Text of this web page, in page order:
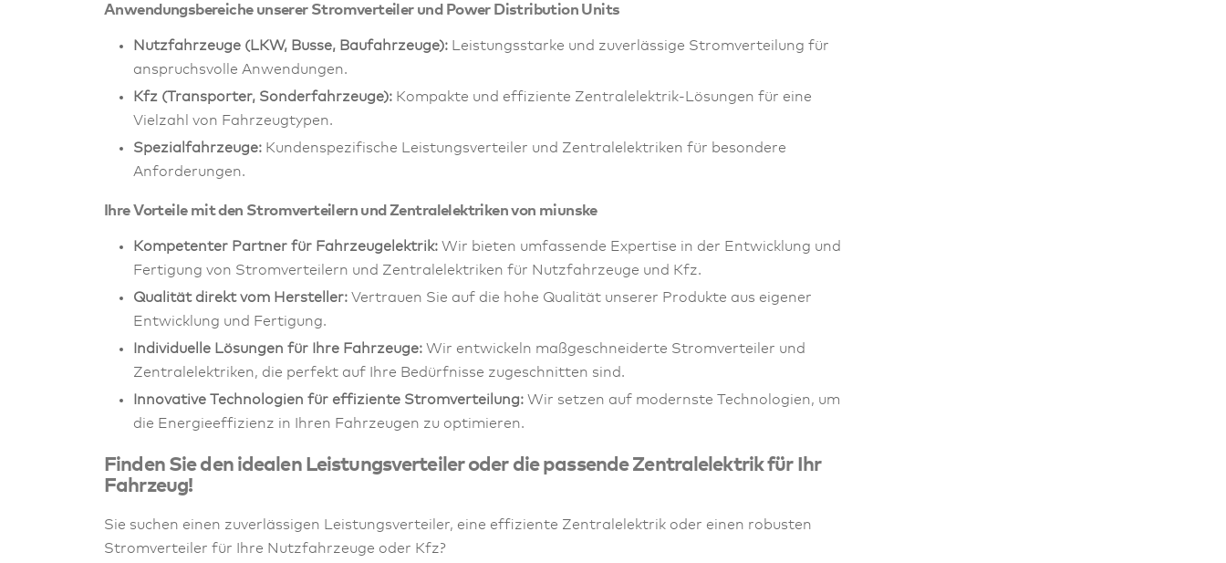
Anwendungsbereiche unserer Stromverteiler und Power Distribution Units
Nutzfahrzeuge (LKW, Busse, Baufahrzeuge): Leistungsstarke und zuverlässige Stromverteilung für
anspruchsvolle Anwendungen.
Kfz (Transporter, Sonderfahrzeuge): Kompakte und effiziente Zentralelektrik-Lösungen für eine
Vielzahl von Fahrzeugtypen.
Spezialfahrzeuge: Kundenspezifische Leistungsverteiler und Zentralelektriken für besondere
Anforderungen.
Ihre Vorteile mit den Stromverteilern und Zentralelektriken von miunske
Kompetenter Partner für Fahrzeugelektrik: Wir bieten umfassende Expertise in der Entwicklung und
Fertigung von Stromverteilern und Zentralelektriken für Nutzfahrzeuge und Kfz.
Qualität direkt vom Hersteller: Vertrauen Sie auf die hohe Qualität unserer Produkte aus eigener
Entwicklung und Fertigung.
Individuelle Lösungen für Ihre Fahrzeuge: Wir entwickeln maßgeschneiderte Stromverteiler und
Zentralelektriken, die perfekt auf Ihre Bedürfnisse zugeschnitten sind.
Innovative Technologien für effiziente Stromverteilung: Wir setzen auf modernste Technologien, um
die Energieeffizienz in Ihren Fahrzeugen zu optimieren.
Finden Sie den idealen Leistungsverteiler oder die passende Zentralelektrik für Ihr
Fahrzeug!
Sie suchen einen zuverlässigen Leistungsverteiler, eine effiziente Zentralelektrik oder einen robusten
Stromverteiler für Ihre Nutzfahrzeuge oder Kfz?